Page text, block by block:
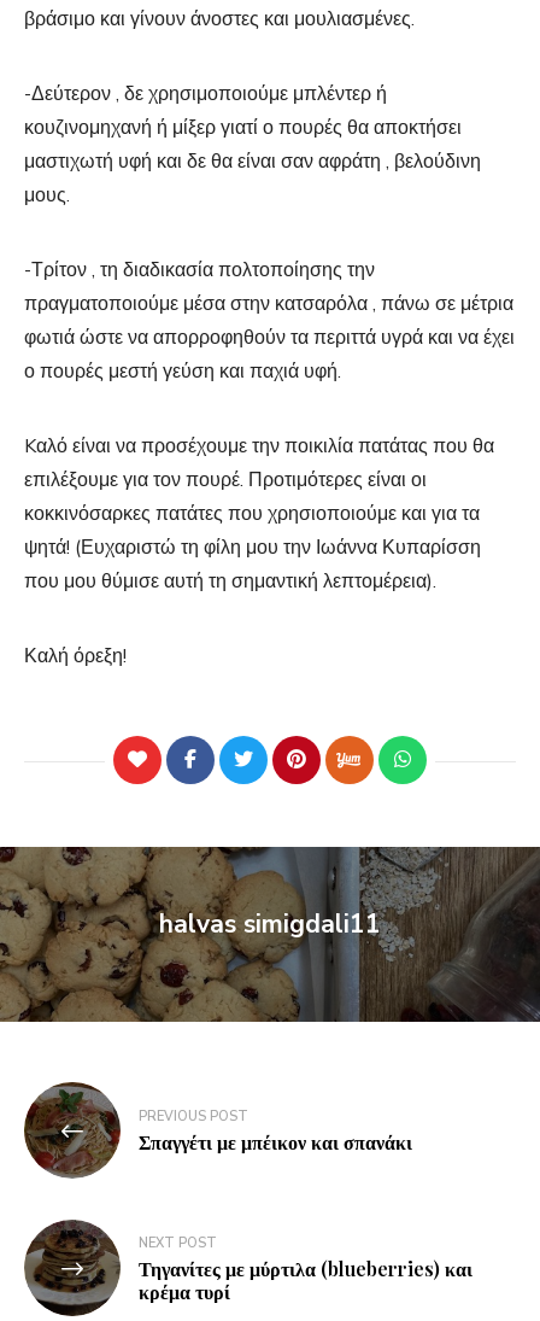
βράσιμο και γίνουν άνοστες και μουλιασμένες.
-Δεύτερον , δε χρησιμοποιούμε μπλέντερ ή
κουζινομηχανή ή μίξερ γιατί ο πουρές θα αποκτήσει
μαστιχωτή υφή και δε θα είναι σαν αφράτη , βελούδινη
μους.
-Τρίτον , τη διαδικασία πολτοποίησης την
πραγματοποιούμε μέσα στην κατσαρόλα , πάνω σε μέτρια
φωτιά ώστε να απορροφηθούν τα περιττά υγρά και να έχει
ο πουρές μεστή γεύση και παχιά υφή.
Kαλό είναι να προσέχουμε την ποικιλία πατάτας που θα
επιλέξουμε για τον πουρέ. Προτιμότερες είναι οι
κοκκινόσαρκες πατάτες που χρησιοποιούμε και για τα
ψητά! (Ευχαριστώ τη φίλη μου την Ιωάννα Κυπαρίσση
που μου θύμισε αυτή τη σημαντική λεπτομέρεια).
Καλή όρεξη!
halvas simigdali11
PREVIOUS POST
Σπαγγέτι με μπέικον και σπανάκι
NEXT POST
Τηγανίτες με μύρτιλα (blueberries) και
κρέμα τυρί